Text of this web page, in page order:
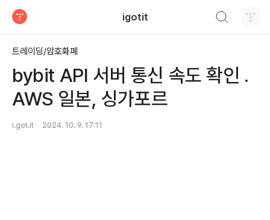
igotit
트레이딩/암호화폐
bybit API 서버 통신 속도 확인 .
AWS 일본, 싱가포르
i.got.it 2024. 10. 9. 17:11